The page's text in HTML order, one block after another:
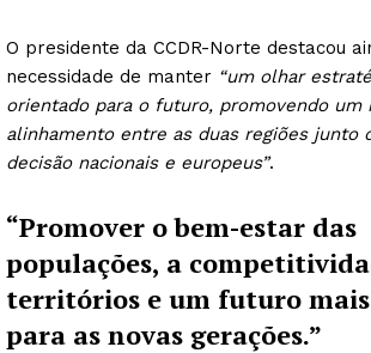
O presidente da CCDR-Norte destacou
necessidade de manter “um olhar
orientado para o futuro, promovendo um
alinhamento entre as duas regiões junto
decisão nacionais e europeus”.
“Promover o bem-estar das
populações, a
territórios e um futuro
para as novas gerações.”